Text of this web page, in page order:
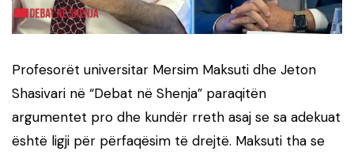
Profesorët universitar Mersim Maksuti dhe Jeton
Shasivari në “Debat në Shenja” paraqitën
argumentet pro dhe kundër rreth asaj se sa adekuat
është ligji për përfaqësim të drejtë. Maksuti tha se